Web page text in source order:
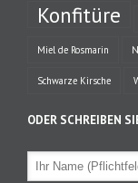
Konfitüre
Miel de Rosmarin
Schwarze Kirsche
ODER SCHREIBEN